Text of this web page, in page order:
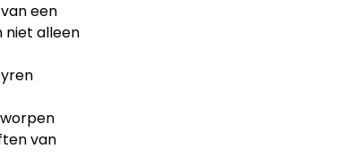
een
niet alleen
van